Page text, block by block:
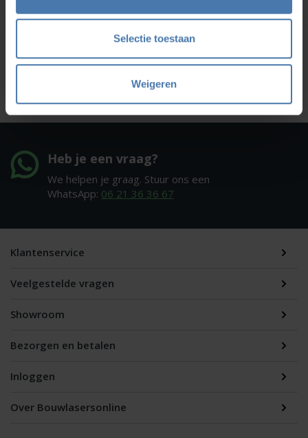
Selectie toestaan
Weigeren
Onze showroom
Heb je een vraag?
We helpen je graag. Stuur ons een
WhatsApp: 06 21 36 36 67
Klantenservice
Veelgestelde vragen
Showroom
Bezorgen en betalen
Inloggen
Over Bouwlasersonline